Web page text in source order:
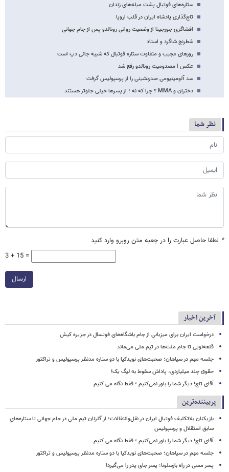
ستاره‌های فوتبال پشت میله‌های زندان
تاج‌گذاری پادشاه ایران در قلب اروپا
افشاگری جورجینا از وضعیت روانی رونالدو پس از جام جهانی
شطرنج شاگرد و استاد
روزهای عجیب و متفاوت ستاره فوتبال که شبیه جانی دپ است
عکس | مصدومیت رونالدو رفع شد
سد آلومینیومی صدرنشینی را از پرسپولیس گرفت
دختران و MMA ؟ چرا که نه ؛ از پسرها خیلی جلوتر هستند
نظر شما
* لطفا حاصل عبارت را در جعبه متن روبرو وارد کنید
3 + 15 =
ارسال
آخرین اخبار
درخواست ایران برای میزبانی از جام باشگاه‌های فوتسال در جزیره کیش
قلعه‌نویی تا جام ملت‌ها در تیم ملی می‌ماند
جلسه مهم در سپاهان؛ صحبت‌های نویدکیا با دو ستاره مدنظر پرسپولیس و تراکتور
حقوق چند میلیاردی، پاداش سقوط به لیگ یک!
آقای تاج! دیگر شما را باور نمی‌کنیم ؛ فقط نگاه می کنیم
پربیننده‌ترین
بازیکنان بلاتکلیف فوتبال ایران در نقل‌وانتقالات؛ از گلزنان تیم ملی در جام جهانی تا ستاره‌های
سابق استقلال و پرسپولیس
آقای تاج! دیگر شما را باور نمی‌کنیم ؛ فقط نگاه می کنیم
جلسه مهم در سپاهان؛ صحبت‌های نویدکیا با دو ستاره مدنظر پرسپولیس و تراکتور
پسر مسی در راه بارسلونا؛ پسر جای پدر را می‌گیرد!